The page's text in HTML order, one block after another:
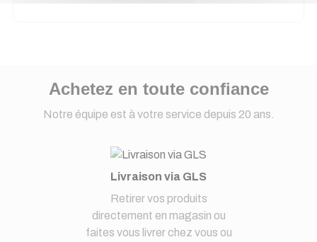
Achetez en toute confiance
Notre équipe est à votre service depuis 20 ans.
Livraison via GLS
Retirer vos produits
directement en magasin ou
faites vous livrer chez vous ou